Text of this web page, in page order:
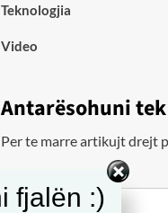
Teknologjia
Video
Antarësohuni
Per te marre artikujt drejt
fjalën :)